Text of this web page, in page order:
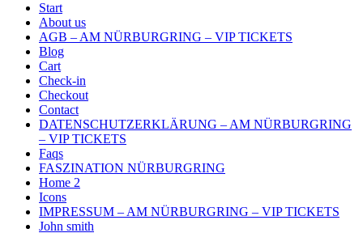
Start
About us
AGB – AM NÜRBURGRING – VIP TICKETS
Blog
Cart
Check-in
Checkout
Contact
DATENSCHUTZERKLÄRUNG – AM NÜRBURGRING
– VIP TICKETS
Faqs
FASZINATION NÜRBURGRING
Home 2
Icons
IMPRESSUM – AM NÜRBURGRING – VIP TICKETS
John smith